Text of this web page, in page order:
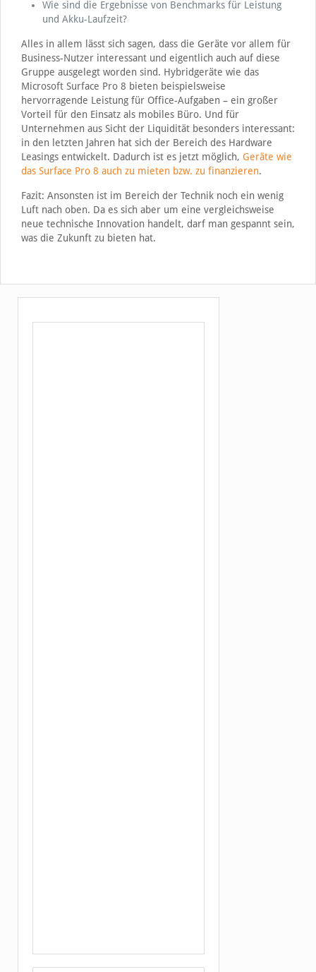
Wie sind die Ergebnisse von Benchmarks für Leistung
und Akku-Laufzeit?
Alles in allem lässt sich sagen, dass die Geräte vor allem für
Business-Nutzer interessant und eigentlich auch auf diese
Gruppe ausgelegt worden sind. Hybridgeräte wie das
Microsoft Surface Pro 8 bieten beispielsweise
hervorragende Leistung für Office-Aufgaben – ein großer
Vorteil für den Einsatz als mobiles Büro. Und für
Unternehmen aus Sicht der Liquidität besonders interessant:
in den letzten Jahren hat sich der Bereich des Hardware
Leasings entwickelt. Dadurch ist es jetzt möglich, Geräte wie
das Surface Pro 8 auch zu mieten bzw. zu finanzieren.
Fazit: Ansonsten ist im Bereich der Technik noch ein wenig
Luft nach oben. Da es sich aber um eine vergleichsweise
neue technische Innovation handelt, darf man gespannt sein,
was die Zukunft zu bieten hat.